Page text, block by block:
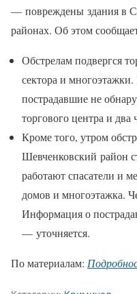
— повреждены здания в
районах. Об этом
Обстрелам подвергся
сектора и
пострадавшие не
торгового центра и два
Кроме того, утром
Шевченковский район
работают спасатели и
домов и многоэтажка.
Информация о
— уточняется.
По материалам: